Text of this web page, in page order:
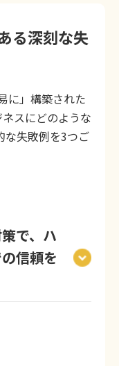
る深刻な失
に」構築された
スにどのような
な失敗例を3つご
で、ハ
信頼を